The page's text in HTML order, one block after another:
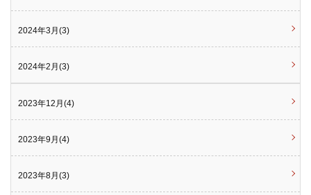
2024年3月(3)
2024年2月(3)
2023年12月(4)
2023年9月(4)
2023年8月(3)